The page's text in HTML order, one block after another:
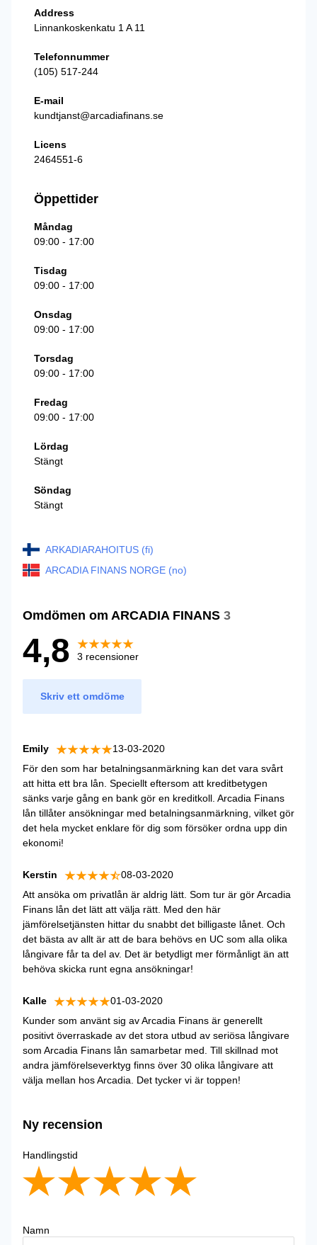
Address
Linnankoskenkatu 1 A 11
Telefonnummer
(105) 517-244
E-mail
kundtjanst@arcadiafinans.se
Licens
2464551-6
Öppettider
Måndag
09:00 - 17:00
Tisdag
09:00 - 17:00
Onsdag
09:00 - 17:00
Torsdag
09:00 - 17:00
Fredag
09:00 - 17:00
Lördag
Stängt
Söndag
Stängt
ARKADIARAHOITUS (fi)
ARCADIA FINANS NORGE (no)
Omdömen om ARCADIA FINANS 3
4,8 3 recensioner
Skriv ett omdöme
Emily
13-03-2020
För den som har betalningsanmärkning kan det vara svårt
att hitta ett bra lån. Speciellt eftersom att kreditbetygen
sänks varje gång en bank gör en kreditkoll. Arcadia Finans
lån tillåter ansökningar med betalningsanmärkning, vilket gör
det hela mycket enklare för dig som försöker ordna upp din
ekonomi!
Kerstin
08-03-2020
Att ansöka om privatlån är aldrig lätt. Som tur är gör Arcadia
Finans lån det lätt att välja rätt. Med den här
jämförelsetjänsten hittar du snabbt det billigaste lånet. Och
det bästa av allt är att de bara behövs en UC som alla olika
långivare får ta del av. Det är betydligt mer förmånligt än att
behöva skicka runt egna ansökningar!
Kalle
01-03-2020
Kunder som använt sig av Arcadia Finans är generellt
positivt överraskade av det stora utbud av seriösa långivare
som Arcadia Finans lån samarbetar med. Till skillnad mot
andra jämförelseverktyg finns över 30 olika långivare att
välja mellan hos Arcadia. Det tycker vi är toppen!
Ny recension
Handlingstid
Namn